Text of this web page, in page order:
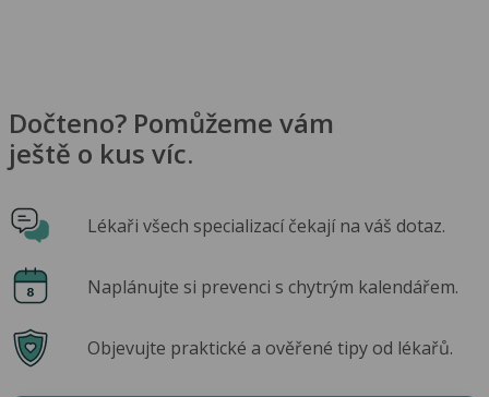
Dočteno? Pomůžeme vám
ještě o kus víc.
Lékaři všech specializací čekají na váš dotaz.
Naplánujte si prevenci s chytrým kalendářem.
Objevujte praktické a ověřené tipy od lékařů.